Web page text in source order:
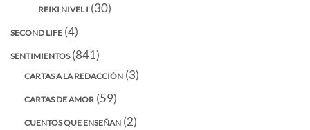
REIKI NIVEL I (30)
SECOND LIFE (4)
SENTIMIENTOS(841)
CARTAS A LA REDACCIÓN (3)
CARTAS DE AMOR (59)
CUENTOS QUE ENSEÑAN (2)